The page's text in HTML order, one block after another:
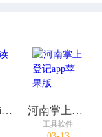
多看阅读ios版下载 河南掌上登记app苹果版
工具软件